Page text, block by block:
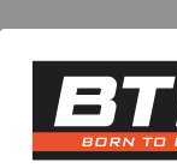
Alle Produkte
Mein Konto
Suchen